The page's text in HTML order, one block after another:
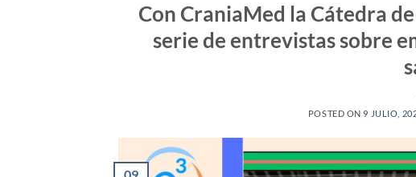
Con CraniaMed la Cátedra
serie de entrevistas sobre
POSTED ON9 JULIO,